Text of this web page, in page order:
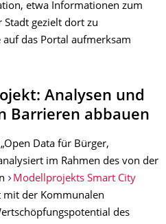
etwa Informationen zum
Stadt gezielt dort zu
das Portal aufmerksam
Analysen und
Barrieren abbauen
Data für Bürger,
im Rahmen des von der
Modellprojekts Smart City
mit der Kommunalen
des